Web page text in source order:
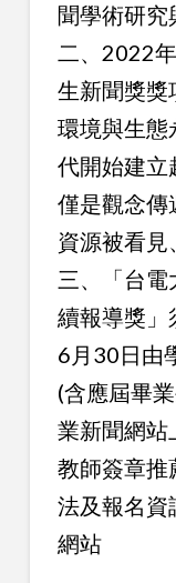
聞學術研究
二、2022
生新聞獎獎
環境與生態
代開始建立
僅是觀念傳
資源被看見
三、「台電
續報導獎
6月30日由
(含應屆畢
業新聞網站
教師簽章推
法及報名資
網站